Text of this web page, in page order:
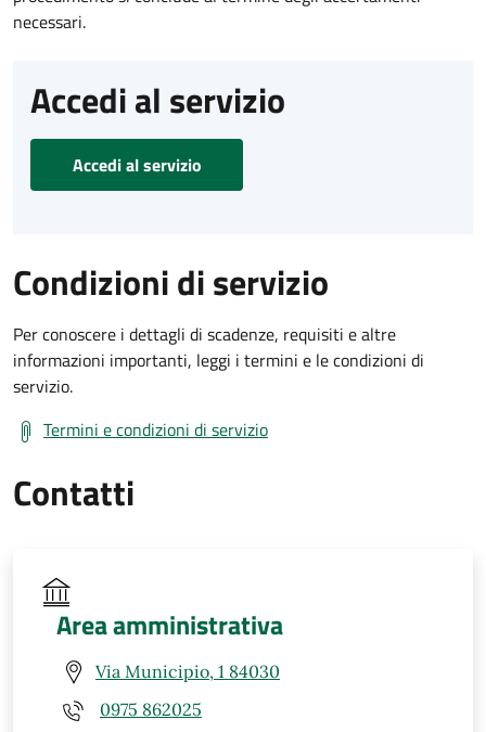
necessari.
Accedi al servizio
Accedi al servizio
Condizioni di servizio
Per conoscere i dettagli di scadenze, requisiti e altre
informazioni importanti, leggi i termini e le condizioni di
servizio.
Termini e condizioni di servizio
Contatti
Area amministrativa
Via Municipio, 1 84030
0975 862025